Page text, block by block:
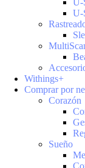
U-
U-
Withings+
Comprar por
Corazón
Sueño